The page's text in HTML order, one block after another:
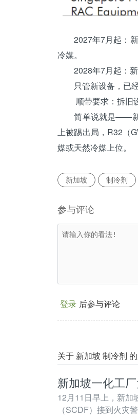
2027年7月起：新
冷媒。
2028年7月起：新
只管新设备，已经
顺带要求：拆旧设
简单说就是——新加
上被踢出局，R32（
媒或天然冷媒上位。
新加坡 制冷剂
参与评论
登录 后参与评论
关于 新加坡 制冷剂
新加坡一化工
12月11日早上，新加
（SCDF）接到火灾